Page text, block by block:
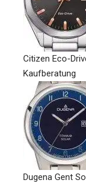
Citizen Eco-
Kaufberatung
Dugena Gent